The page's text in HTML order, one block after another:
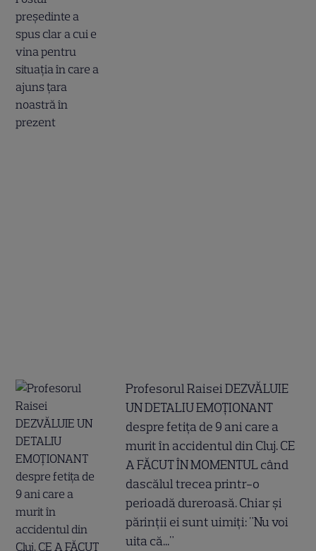
Profesorul Raisei DEZVĂLUIE
UN DETALIU EMOȚIONANT
despre fetița de 9 ani care a
murit în accidentul din Cluj. CE
A FĂCUT ÎN MOMENTUL când
dascălul trecea printr-o
perioadă dureroasă. Chiar și
părinții ei sunt uimiți: "Nu voi
uita că..."